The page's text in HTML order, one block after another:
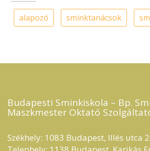
alapozó sminktanácsok
Budapesti Sminkiskola – Bp.
Maszkmester Oktató
Székhely: 1083 Budapest, Illés utca